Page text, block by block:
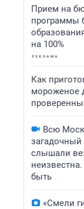
Прием на
программы
на 100%
Как
мороженое
Всю
загадочный
слышали
быть
«Смели